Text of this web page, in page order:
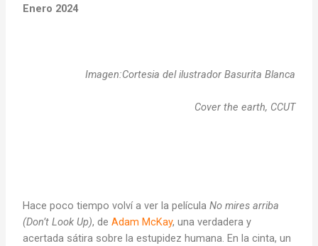
Enero 2024
Imagen:Cortesia del ilustrador Basurita Blanca
Cover the earth, CCUT
Hace poco tiempo volví a ver la películaNo mires arriba
(Don’t Look Up), deAdam McKay, una verdadera y
acertada sátira sobre la estupidez humana. En la cinta, un